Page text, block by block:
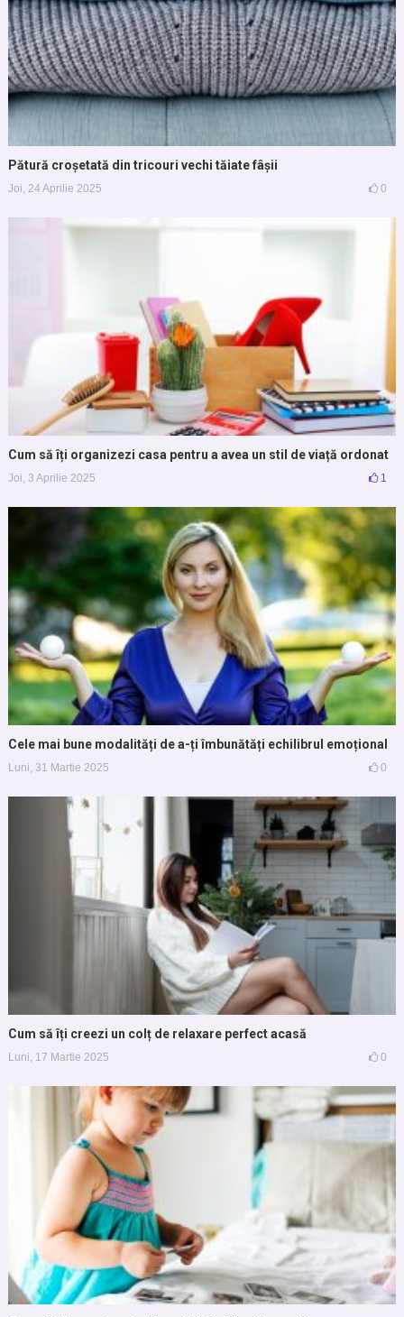
Pătură croșetată din tricouri vechi tăiate fâșii
Joi, 24 Aprilie 2025 0
Cum să îți organizezi casa pentru a avea un stil de viață ordonat
Joi, 3 Aprilie 2025 1
Cele mai bune modalități de a-ți îmbunătăți echilibrul emoțional
Luni, 31 Martie 2025 0
Cum să îți creezi un colț de relaxare perfect acasă
Luni, 17 Martie 2025 0